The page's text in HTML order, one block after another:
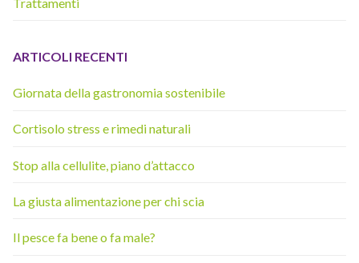
ARTICOLI RECENTI
Giornata della gastronomia sostenibile
Cortisolo stress e rimedi naturali
Stop alla cellulite, piano d’attacco
La giusta alimentazione per chi scia
Il pesce fa bene o fa male?